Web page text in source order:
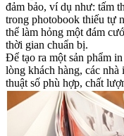
đảm bảo, ví dụ như: tấm
trong photobook thiếu tự
thể làm hỏng một đám
thời gian chuẩn bị.
Để tạo ra một sản phẩm
lòng khách hàng, các
thuật số phù hợp, chất